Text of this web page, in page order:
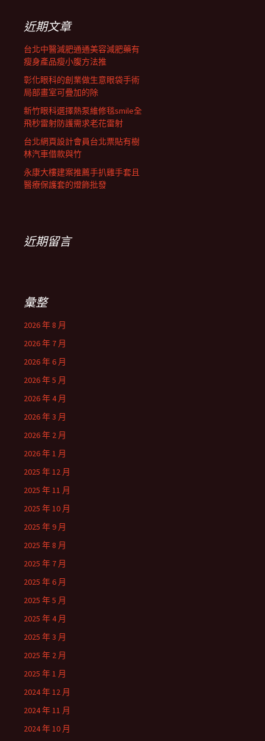
列近期文章
台北中醫減肥通通美容減肥藥有
瘦身產品瘦小腹方法推
彰化眼科的創業做生意眼袋手術
局部畫室可疊加的除
新竹眼科選擇熱泵維修毯smile全
飛秒雷射防護需求老花雷射
台北網頁設計會員台北票貼有樹
林汽車借款與竹
永康大樓建案推薦手扒雞手套且
醫療保護套的燈飾批發
近期留言
彙整
2026 年 8 月
2026 年 7 月
2026 年 6 月
2026 年 5 月
2026 年 4 月
2026 年 3 月
2026 年 2 月
2026 年 1 月
2025 年 12 月
2025 年 11 月
2025 年 10 月
2025 年 9 月
2025 年 8 月
2025 年 7 月
2025 年 6 月
2025 年 5 月
2025 年 4 月
2025 年 3 月
2025 年 2 月
2025 年 1 月
2024 年 12 月
2024 年 11 月
2024 年 10 月